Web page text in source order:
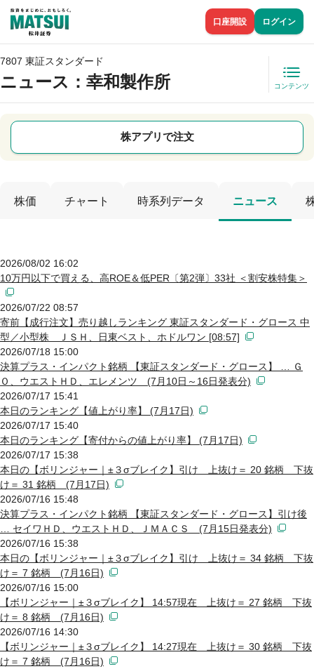
口座開設 ログイン
7807 東証スタンダード
ニュース ：幸和製作所 コンテンツ
株アプリで注文
株価 チャート 時系列データ ニュース
2026/08/02 16:02
10万円以下で買える、高ROE＆低PER〔第2弾〕33社 ＜割安株特集＞
2026/07/22 08:57
寄前【成行注文】売り越しランキング 東証スタンダード・グロース 中
型／小型株 ＪＳＨ、日東ベスト、ホドルワン [08:57]
2026/07/18 15:00
決算プラス・インパクト銘柄 【東証スタンダード・グロース】 … Ｇ
Ｏ、ウエストＨＤ、エレメンツ (7月10日～16日発表分)
2026/07/17 15:41
本日のランキング【値上がり率】 (7月17日)
2026/07/17 15:40
本日のランキング【寄付からの値上がり率】 (7月17日)
2026/07/17 15:38
本日の【ボリンジャー｜±３σブレイク】引け 上抜け＝ 20 銘柄 下抜
け＝ 31 銘柄 (7月17日)
2026/07/16 15:48
決算プラス・インパクト銘柄 【東証スタンダード・グロース】引け後
… セイワＨＤ、ウエストＨＤ、ＪＭＡＣＳ (7月15日発表分)
2026/07/16 15:38
本日の【ボリンジャー｜±３σブレイク】引け 上抜け＝ 34 銘柄 下抜
け＝ 7 銘柄 (7月16日)
2026/07/16 15:00
【ボリンジャー｜±３σブレイク】 14:57現在 上抜け＝ 27 銘柄 下抜
け＝ 8 銘柄 (7月16日)
2026/07/16 14:30
【ボリンジャー｜±３σブレイク】 14:27現在 上抜け＝ 30 銘柄 下抜
け＝ 7 銘柄 (7月16日)